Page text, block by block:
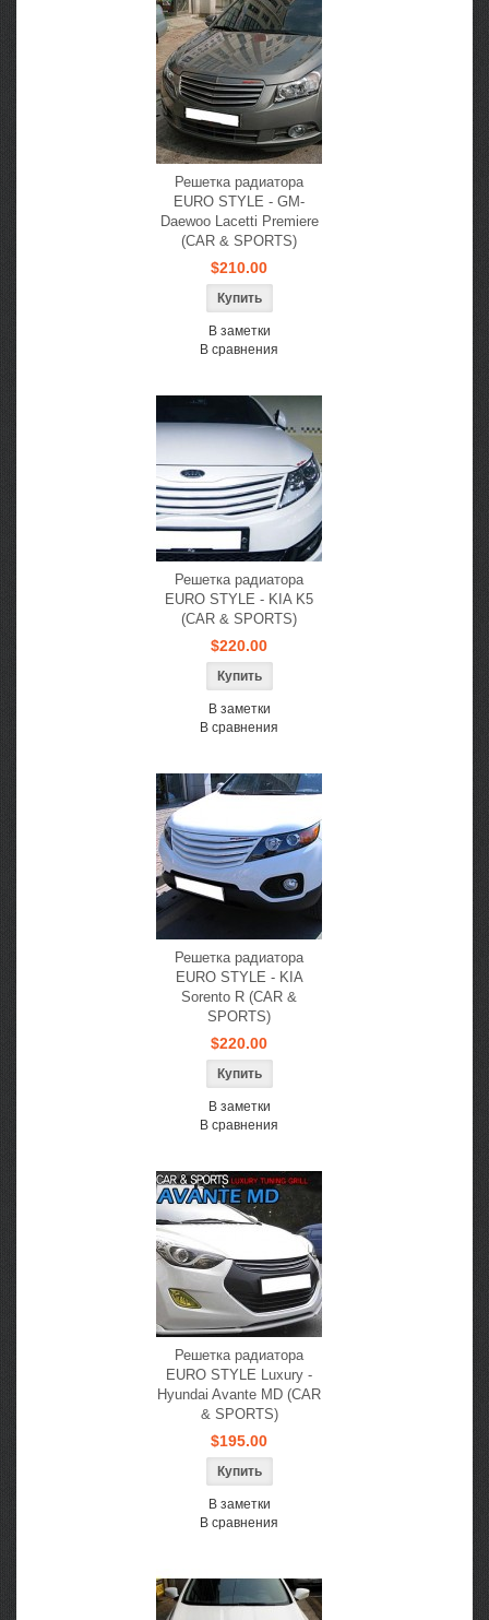
Решетка радиатора
EURO STYLE - GM-
Daewoo Lacetti Premiere
(CAR & SPORTS)
$210.00
В заметки
В сравнения
Решетка радиатора
EURO STYLE - KIA K5
(CAR & SPORTS)
$220.00
В заметки
В сравнения
Решетка радиатора
EURO STYLE - KIA
Sorento R (CAR &
SPORTS)
$220.00
В заметки
В сравнения
Решетка радиатора
EURO STYLE Luxury -
Hyundai Avante MD (CAR
& SPORTS)
$195.00
В заметки
В сравнения